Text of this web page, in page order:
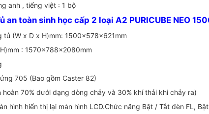
anh , tiếng việt : 1 bộ
an toàn sinh học cấp 2 loại A2 PURICUBE NEO
tủ (W x D x H)mm: 1500x578x621mm
: 1570x788x2080mm
705 (Bao gồm Caster 82)
hoàn 70% dưới dạng dòng chảy và 30% khí thải khi chảy ra)
hình hiển thị lại màn hình LCD.Chức năng Bật / Tắt đèn FL,